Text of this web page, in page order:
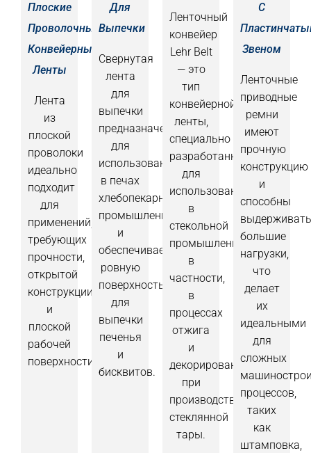
Плоские
Проволочные
Конвейерные
Ленты
Лента
из
плоской
проволоки
идеально
подходит
для
применений,
требующих
прочности,
открытой
конструкции
и
плоской
рабочей
поверхности.
Для
Выпечки
Свернутая
лента
для
выпечки
предназначена
для
использования
в печах
хлебопекарной
промышленности
и
обеспечивает
ровную
поверхность
для
выпечки
печенья
и
бисквитов.
Ленточный
конвейер
Lehr Belt
— это
тип
конвейерной
ленты,
специально
разработанный
для
использования
в
стекольной
промышленности,
в
частности,
в
процессах
отжига
и
декорирования
при
производстве
стеклянной
тары.
С
Звеном
Ленточные
приводные
ремни
имеют
прочную
конструкцию
и
способны
выдерживать
большие
нагрузки,
что
делает
их
идеальными
для
сложных
процессов,
таких
как
штамповка,